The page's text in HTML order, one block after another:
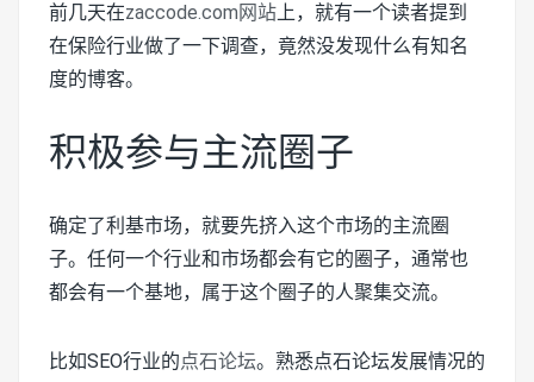
前几天在zaccode.com网站上，就有一个读者提到
在保险行业做了一下调查，竟然没发现什么有知名
度的博客。
积极参与主流圈子
确定了利基市场，就要先挤入这个市场的主流圈
子。任何一个行业和市场都会有它的圈子，通常也
都会有一个基地，属于这个圈子的人聚集交流。
比如SEO行业的点石论坛。熟悉点石论坛发展情况的